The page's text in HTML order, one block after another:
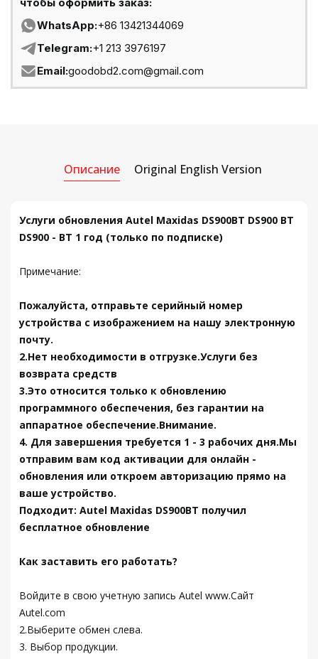
WhatsApp:+86 13421344069
Telegram:+1 213 3976197
Email:goodobd2.com@gmail.com
Описание Original English Version
Услуги обновления Autel Maxidas DS900BT DS900 BT
DS900 - BT 1 год (только по подписке)
Примечание:
Пожалуйста, отправьте серийный номер
устройства с изображением на нашу электронную
почту.
2.Нет необходимости в отгрузке.Услуги без
возврата средств
3.Это относится только к обновлению
программного обеспечения, без гарантии на
аппаратное обеспечение.Внимание.
4. Для завершения требуется 1 - 3 рабочих дня.Мы
отправим вам код активации для онлайн -
обновления или откроем авторизацию прямо на
ваше устройство.
Подходит: Autel Maxidas DS900BT получил
бесплатное обновление
Как заставить его работать?
Войдите в свою учетную запись Autel www.Сайт
Autel.com
2.Выберите обмен слева.
3. Выбор продукции.